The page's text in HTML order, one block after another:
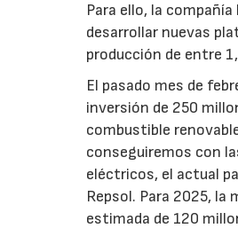
Para ello, la
desarrollar nuevas
producción de entre
El pasado mes de
inversión de 250
combustible
conseguiremos con
eléctricos, el actual
Repsol. Para 2025,
estimada de 120